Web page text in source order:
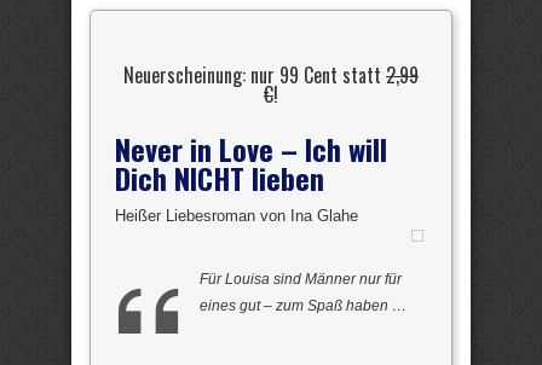
Neuerscheinung: nur 99 Cent statt 2,99
€!
Never in Love – Ich will
Dich NICHT lieben
Heißer Liebesroman von Ina Glahe
Für Louisa sind Männer nur für
eines gut – zum Spaß haben …